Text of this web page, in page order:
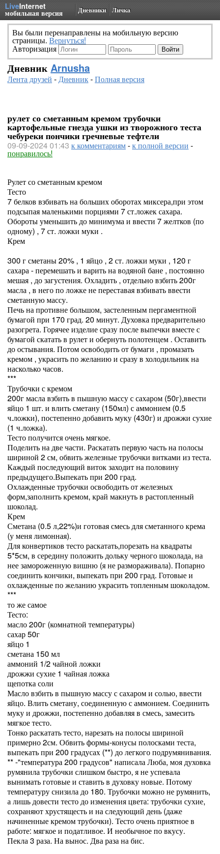
LiveInternet
мобильная версия Дневники Личка
Вы были перенаправлены на мобильную версию
страницы. Вернуться!
Авторизация
Дневник Arnusha
Лента друзей -Дневник-Полная версия
рулет со сметанным кремом трубочки
картофельные гнезда ушки из творожного теста
чебуреки пончики гречневые тефтели
09-09-2024 01:43 к комментариям-к полной версии -
понравилось!
Рулет со сметанным кремом
Тесто
7 белков взбивать на больших оборотах миксера,при этом
подсыпая маленькими порциями 7 ст.ложек сахара.
Обороты уменьшить до минимума и ввести 7 желтков (по
одному) , 7 ст. ложки муки .
Крем
300 г сметаны 20% , 1 яйцо , 2 ст. ложки муки , 120 г
сахара - перемешать и варить на водяной бане , постоянно
мешая , до загустения. Охладить , отдельно взбить 200г
масла , в него по ложке не переставая взбивать ввести
сметанную массу.
Печь на противне большом, застеленным пергаментной
бумагой при 170 град. 20 минут. Духовка предварительно
разогрета. Горячее изделие сразу после выпечки вместе с
бумагой скатать в рулет и обернуть полотенцем . Оставить
до остывания. Потом освободить от бумаги , промазать
кремом , украсить по желанию и сразу в холодильник на
насколько часов.
***
Трубочки с кремом
200г масла взбить в пышную массу с сахаром (50г),ввести
яйцо 1 шт. и влить сметану (150мл) с аммонием (0.5
ч.ложки), постепенно добавить муку (430г) и дрожжи сухие
(1 ч.ложка).
Тесто получится очень мягкое.
Поделить на две части. Раскатать первую часть на полосы
шириной 2 см, обвить железные трубочки витками из теста.
Каждый последующий виток заходит на половину
предыдущего.Выпекать при 200 град.
Охлажденные трубочки освободить от железных
форм,заполнить кремом, край макнуть в растопленный
шоколад.
Крем
Сметана (0.5 л,22%)и готовая смесь для сметанного крема
(у меня лимонная).
Для конвертиков тесто раскатать,порезать на квадраты
5*5см, в середину положить дольку черного шоколада, на
нее замороженную вишню (я не размораживала). Попарно
соединить кончики, выпекать при 200 град. Готовые и
охлажденные по желанию украсить топленным шоколадом.
***
то же самое
Тесто:
масло 200г (комнатной температуры)
сахар 50г
яйцо 1
сметана 150 мл
аммоний 1/2 чайной ложки
дрожжи сухие 1 чайная ложка
щепотка соли
Масло взбить в пышную массу с сахаром и солью, ввести
яйцо. Влить сметану, соединенную с аммонием. Соединить
муку и дрожжи, постепенно добавляя в смесь, замесить
мягкое тесто.
Тонко раскатать тесто, нарезать на полосы шириной
примерно 2см. Обвить формы-конусы полосками теста,
выпекать при 200 градусах (**) до легкого подрумянивания.
** -"температура 200 градусов" написала Люба, моя духовка
румянила трубочки слишком быстро, я не успевала
вынимать готовые и ставить в духовку новые. Потому
температуру снизила до 180. Трубочки можно не румянить,
а лишь довести тесто до изменения цвета: трубочки сухие,
сохраняют хрустящесть и на следующий день (даже
начиненные кремом трубочки). Тесто очень приятное в
работе: мягкое и податливое. И необычное по вкусу.
Пекла 3 раза. На вынос. Два раза на бис.